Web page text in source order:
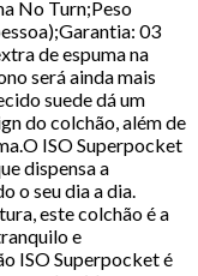
No Turn;Peso
03
de espuma na
será ainda mais
suede dá um
do colchão, além de
ISO Superpocket
dispensa a
o seu dia a dia.
este colchão é a
e
ISO Superpocket é